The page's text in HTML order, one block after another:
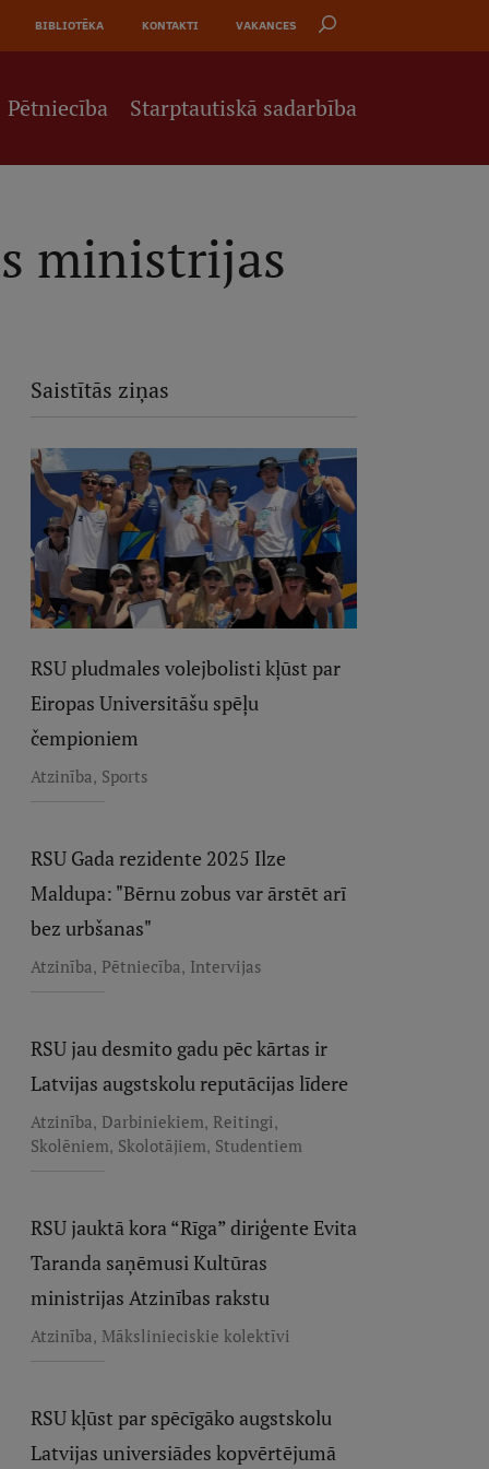
BIBLIOTĒKA KONTAKTI VAKANCES
Pētniecība Starptautiskā sadarbība
ministrijas
Saistītās ziņas
RSU pludmales volejbolisti kļūst par
Eiropas Universitāšu spēļu
čempioniem
Atzinība, Sports
RSU Gada rezidente 2025 Ilze
Maldupa: "Bērnu zobus var ārstēt arī
bez urbšanas"
Atzinība, Pētniecība, Intervijas
RSU jau desmito gadu pēc kārtas ir
Latvijas augstskolu reputācijas līdere
Atzinība, Darbiniekiem, Reitingi,
Skolēniem, Skolotājiem, Studentiem
RSU jauktā kora “Rīga” diriģente Evita
Taranda saņēmusi Kultūras
ministrijas Atzinības rakstu
Atzinība, Mākslinieciskie kolektīvi
RSU kļūst par spēcīgāko augstskolu
Latvijas universiādes kopvērtējumā